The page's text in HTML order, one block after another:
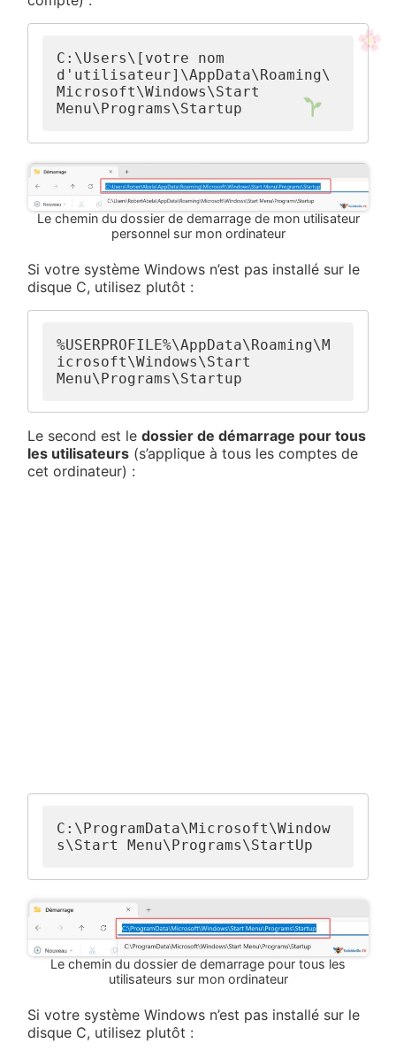
C:\Users\[votre nom
d'utilisateur]\AppData\Roaming\
Microsoft\Windows\Start
Menu\Programs\Startup
Le chemin du dossier de demarrage de mon utilisateur
personnel sur mon ordinateur
Si votre système Windows n’est pas installé sur le
disque C, utilisez plutôt :
%USERPROFILE%\AppData\Roaming\M
icrosoft\Windows\Start
Menu\Programs\Startup
Le second est ledossier de démarrage pour tous
les utilisateurs (s’applique à tous les comptes de
cet ordinateur) :
C:\ProgramData\Microsoft\Window
s\Start Menu\Programs\StartUp
Le chemin du dossier de demarrage pour tous les
utilisateurs sur mon ordinateur
Si votre système Windows n’est pas installé sur le
disque C, utilisez plutôt :